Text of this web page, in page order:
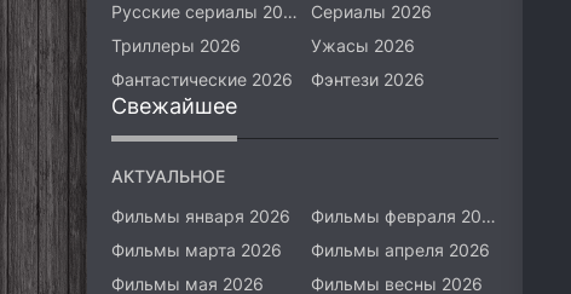
Русские сериалы 2026
Сериалы 2026
Триллеры 2026
Ужасы 2026
Фантастические 2026
Фэнтези 2026
Свежайшее
АКТУАЛЬНОЕ
Фильмы января 2026
Фильмы февраля 2026
Фильмы марта 2026
Фильмы апреля 2026
Фильмы мая 2026
Фильмы весны 2026